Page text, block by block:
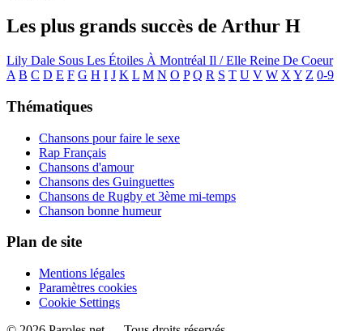
Les plus grands succès de Arthur H
Lily Dale Sous Les Étoiles À Montréal Il / Elle Reine De Coeur
A B C D E F G H I J K L M N O P Q R S T U V W X Y Z 0-9
Thématiques
Chansons pour faire le sexe
Rap Français
Chansons d'amour
Chansons des Guinguettes
Chansons de Rugby et 3ème mi-temps
Chanson bonne humeur
Plan de site
Mentions légales
Paramètres cookies
Cookie Settings